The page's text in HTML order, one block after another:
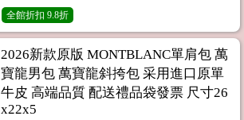
全館折扣 9.8折
2026新款原版 MONTBLANC單肩包 萬
寶龍男包 萬寶龍斜挎包 采用進口原單
牛皮 高端品質 配送禮品袋發票 尺寸26
x22x5